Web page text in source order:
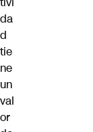
da
d
tie
ne
un
val
or